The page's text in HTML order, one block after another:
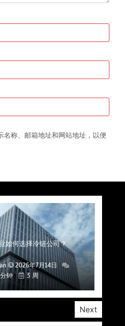
名称、邮箱地址和网站地址，以便
冷链配送如何破解冻品食材
通难题？
2026年7月14日
钟
3 周
饮连锁，冷链配送如何打通
关键一环
2026年7月14日
钟
3 周
如何选择冷链公司？
2026年7月14日
钟
3 周
航餐饮连锁？冻品食材流通
全解析
2026年7月14日
钟
3 周
的核心价值与落地实践解析
2026年7月14日
钟
3 周
：控温、时效、低成本如何
兼得？
2026年7月14日
钟
3 周
材运输密码，餐饮连锁如何
控品质？
2026年7月14日
钟
3 周
Next